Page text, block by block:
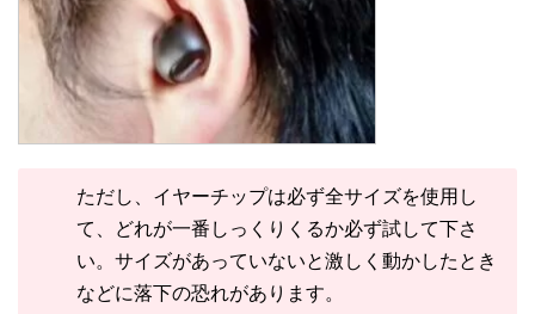
ただし、イヤーチップは必ず全サイズを使用し
て、どれが一番しっくりくるか必ず試して下さ
い。サイズがあっていないと激しく動かしたとき
などに落下の恐れがあります。